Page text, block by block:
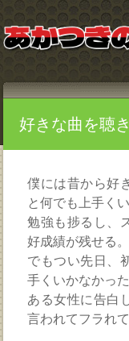
好きな曲を聴
僕には昔から好
と何でも上手くい
勉強も捗るし、
好成績が残せる。
でもつい先日、
手くいかなかっ
ある女性に告白
言われてフラれ